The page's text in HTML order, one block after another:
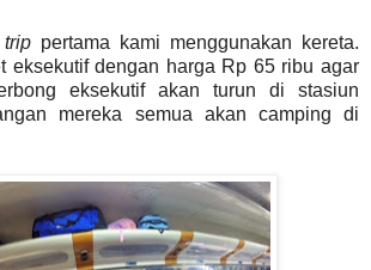
pertama kami menggunakan kereta.
eksekutif dengan harga Rp 65 ribu agar
eksekutif akan turun di stasiun
mereka semua akan camping di